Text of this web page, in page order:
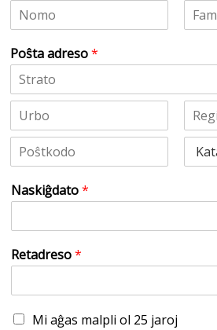
i
rPoŝta adreso*
A
e
o
1
-
n
i
U
P
n
o
ŝ
o
d
o
Naskiĝdato*
Retadreso*
M
Mi aĝas malpli ol 25 jaroj